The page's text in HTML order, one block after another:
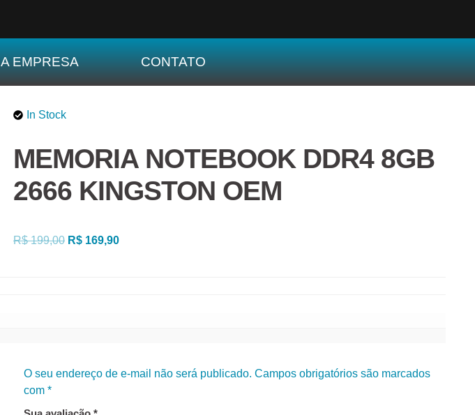
A EMPRESA CONTATO
In Stock
MEMORIA NOTEBOOK DDR4 8GB
2666 KINGSTON OEM
R$199,00 R$ 169,90
O seu endereço de e-mail não será publicado. Campos obrigatórios são marcados
com*